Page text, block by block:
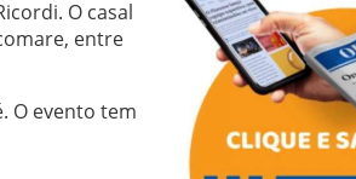
O casal
entre
O evento tem